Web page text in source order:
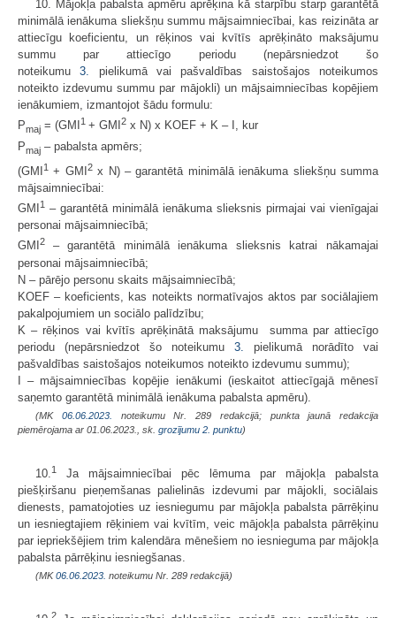
10. Mājokļa pabalsta apmēru aprēķina kā starpību starp garantētā
minimālā ienākuma sliekšņu summu mājsaimniecībai, kas reizināta ar
attiecīgu koeficientu, un rēķinos vai kvītīs aprēķināto maksājumu
summu par attiecīgo periodu (nepārsniedzot šo
noteikumu3. pielikumā vai pašvaldības saistošajos noteikumos
noteikto izdevumu summu par mājokli) un mājsaimniecības kopējiem
ienākumiem, izmantojot šādu formulu:
Pmaj = (GMI 1 + GMI 2 x N) x KOEF + K – I, kur
Pmaj – pabalsta apmērs;
(GMI 1 + GMI 2x N) – garantētā minimālā ienākuma sliekšņu summa
mājsaimniecībai:
GMI 1 – garantētā minimālā ienākuma slieksnis pirmajai vai vienīgajai
personai mājsaimniecībā;
GMI 2 – garantētā minimālā ienākuma slieksnis katrai nākamajai
personai mājsaimniecībā;
N – pārējo personu skaits mājsaimniecībā;
KOEF – koeficients, kas noteikts normatīvajos aktos par sociālajiem
pakalpojumiem un sociālo palīdzību;
K – rēķinos vai kvītīs aprēķinātā maksājumu summa par attiecīgo
periodu (nepārsniedzot šo noteikumu 3.
pielikumā norādīto vai
pašvaldības saistošajos noteikumos noteikto izdevumu summu);
I – mājsaimniecības kopējie ienākumi (ieskaitot attiecīgajā mēnesī
saņemto garantētā minimālā ienākuma pabalsta apmēru).
(MK 06.06.2023.
noteikumu Nr. 289 redakcijā; punkta jaunā redakcija
piemērojama ar 01.06.2023., sk. grozījumu 2. punktu)
10. 1
Ja mājsaimniecībai pēc lēmuma par mājokļa pabalsta
piešķiršanu pieņemšanas palielinās izdevumi par mājokli, sociālais
dienests, pamatojoties uz iesniegumu par mājokļa pabalsta pārrēķinu
un iesniegtajiem rēķiniem vai kvītīm, veic mājokļa pabalsta pārrēķinu
par iepriekšējiem trim kalendāra mēnešiem no iesnieguma par mājokļa
pabalsta pārrēķinu iesniegšanas.
(MK06.06.2023. noteikumu Nr. 289 redakcijā)
2